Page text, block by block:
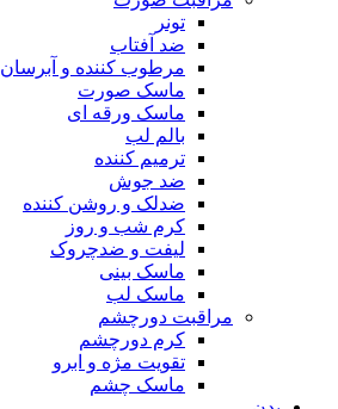
تونر
ضد آفتاب
مرطوب کننده و آبرسان
ماسک صورت
ماسک ورقه ای
بالم لب
ترمیم کننده
ضد جوش
ضدلک و روشن کننده
کرم شب و روز
لیفت و ضدچروک
ماسک بینی
ماسک لب
مراقبت دورچشم
کرم دورچشم
تقویت مژه و ابرو
ماسک چشم